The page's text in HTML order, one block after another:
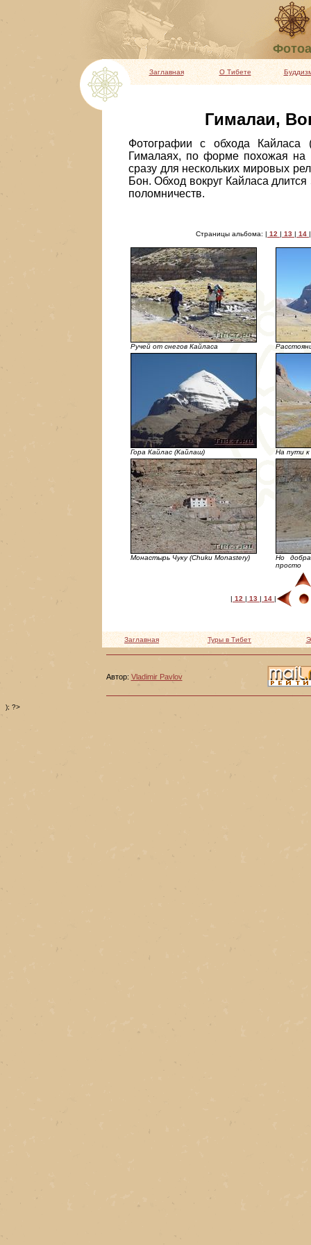
Заглавная О Тибете
Гималаи,
Фотографии с обхода
Гималаях, по форме похожая на
сразу для нескольких мировых
Бон. Обход вокруг Кайласа
поломничеств.
Страницы альбома: | 12 13 14
Ручей от снегов Кайласа
Гора Кайлас (Кайлаш) На пути к
Монастырь Чуку (Chuku Monastery)
Но
просто
12 13 14
Заглавная Туры в Тибет
Автор: Vladimir Pavlov
); ?>